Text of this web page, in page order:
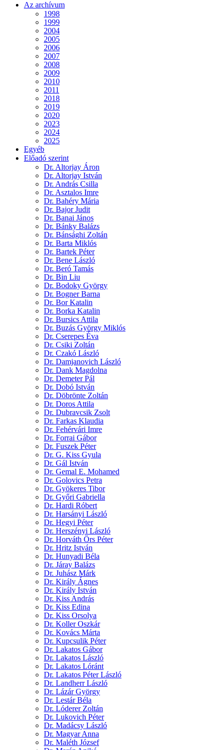
Az archívum
1998
1999
2004
2005
2006
2007
2008
2009
2010
2011
2018
2019
2020
2023
2024
2025
Egyéb
Előadó szerint
Dr. Altorjay Áron
Dr. Altorjay István
Dr. András Csilla
Dr. Asztalos Imre
Dr. Bahéry Mária
Dr. Bajor Judit
Dr. Banai János
Dr. Bánky Balázs
Dr. Bánsághi Zoltán
Dr. Barta Miklós
Dr. Bartek Péter
Dr. Bene László
Dr. Beró Tamás
Dr. Bin Liu
Dr. Bodoky György
Dr. Bogner Barna
Dr. Bor Katalin
Dr. Borka Katalin
Dr. Bursics Attila
Dr. Buzás György Miklós
Dr. Cserepes Éva
Dr. Csiki Zoltán
Dr. Czakó László
Dr. Damjanovich László
Dr. Dank Magdolna
Dr. Demeter Pál
Dr. Dobó István
Dr. Döbrönte Zoltán
Dr. Doros Attila
Dr. Dubravcsik Zsolt
Dr. Farkas Klaudia
Dr. Fehérvári Imre
Dr. Forrai Gábor
Dr. Fuszek Péter
Dr. G. Kiss Gyula
Dr. Gál István
Dr. Gemal E. Mohamed
Dr. Golovics Petra
Dr. Gyökeres Tibor
Dr. Győri Gabriella
Dr. Hardi Róbert
Dr. Harsányi László
Dr. Hegyi Péter
Dr. Herszényi László
Dr. Horváth Örs Péter
Dr. Hritz István
Dr. Hunyadi Béla
Dr. Járay Balázs
Dr. Juhász Márk
Dr. Király Ágnes
Dr. Király István
Dr. Kiss András
Dr. Kiss Edina
Dr. Kiss Orsolya
Dr. Koller Oszkár
Dr. Kovács Márta
Dr. Kupcsulik Péter
Dr. Lakatos Gábor
Dr. Lakatos László
Dr. Lakatos Lóránt
Dr. Lakatos Péter László
Dr. Landherr László
Dr. Lázár György
Dr. Lestár Béla
Dr. Lóderer Zoltán
Dr. Lukovich Péter
Dr. Madácsy László
Dr. Magyar Anna
Dr. Maléth József